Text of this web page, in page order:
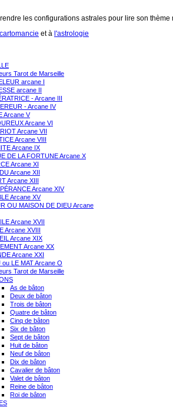
les configurations astrales pour lire son
cartomancie et à l'astrologie
Tarot de Marseille
arcane I
arcane II
- Arcane III
- Arcane IV
Arcane V
Arcane VI
Arcane VII
Arcane VIII
Arcane IX
DE LA FORTUNE Arcane X
Arcane XI
Arcane XII
Arcane XIII
Arcane XIV
Arcane XV
OU MAISON DE DIEU Arcane
Arcane XVII
Arcane XVIII
Arcane XIX
Arcane XX
Arcane XXI
ou LE MAT Arcane O
Tarot de Marseille
As de bâton
Deux de bâton
Trois de bâton
Quatre de bâton
Cinq de bâton
Six de bâton
Sept de bâton
Huit de bâton
Neuf de bâton
Dix de bâton
Cavalier de bâton
Valet de bâton
Reine de bâton
Roi de bâton